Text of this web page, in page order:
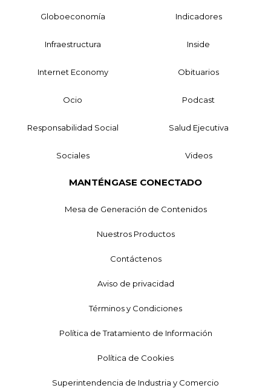
Globoeconomía Indicadores
Infraestructura Inside
Internet Economy Obituarios
Ocio Podcast
Responsabilidad Social Salud Ejecutiva
Sociales Videos
MANTÉNGASE CONECTADO
Mesa de Generación de Contenidos
Nuestros Productos
Contáctenos
Aviso de privacidad
Términos y Condiciones
Política de Tratamiento de Información
Política de Cookies
Superintendencia de Industria y Comercio